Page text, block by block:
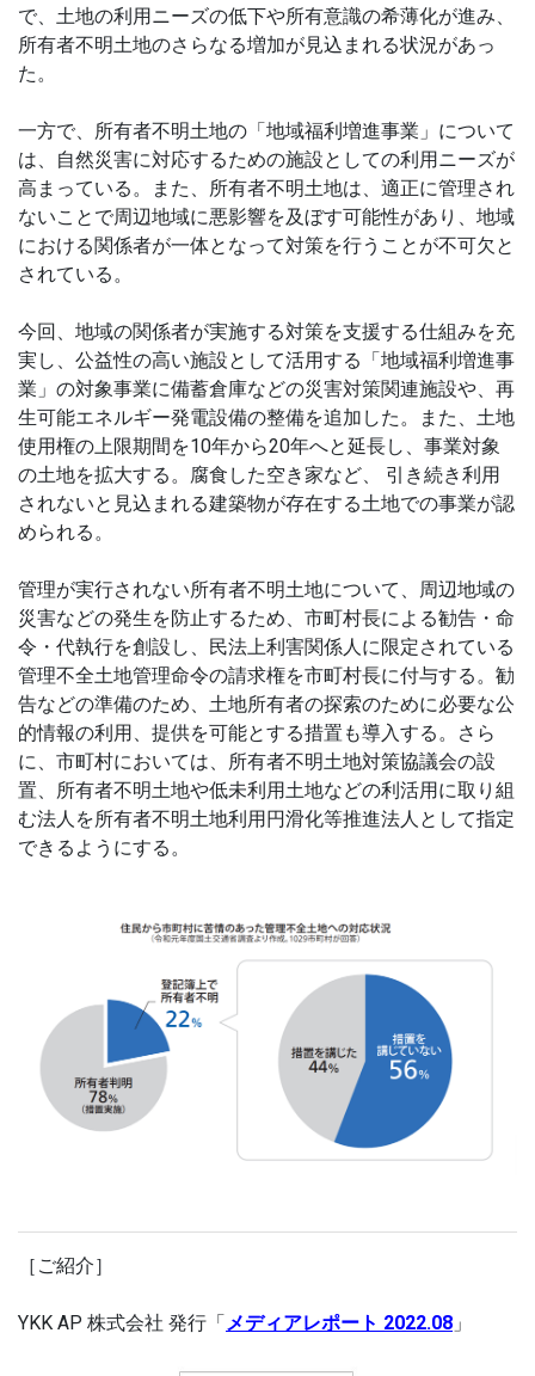
で、土地の利用ニーズの低下や所有意識の希薄化が進み、
所有者不明土地のさらなる増加が見込まれる状況があっ
た。
一方で、所有者不明土地の「地域福利増進事業」について
は、自然災害に対応するための施設としての利用ニーズが
高まっている。また、所有者不明土地は、適正に管理され
ないことで周辺地域に悪影響を及ぼす可能性があり、地域
における関係者が一体となって対策を行うことが不可欠と
されている。
今回、地域の関係者が実施する対策を支援する仕組みを充
実し、公益性の高い施設として活用する「地域福利増進事
業」の対象事業に備蓄倉庫などの災害対策関連施設や、再
生可能エネルギー発電設備の整備を追加した。また、土地
使用権の上限期間を10年から20年へと延長し、事業対象
の土地を拡大する。腐食した空き家など、 引き続き利用
されないと見込まれる建築物が存在する土地での事業が認
められる。
管理が実行されない所有者不明土地について、周辺地域の
災害などの発生を防止するため、市町村長による勧告・命
令・代執行を創設し、民法上利害関係人に限定されている
管理不全土地管理命令の請求権を市町村長に付与する。勧
告などの準備のため、土地所有者の探索のために必要な公
的情報の利用、提供を可能とする措置も導入する。さら
に、市町村においては、所有者不明土地対策協議会の設
置、所有者不明土地や低未利用土地などの利活用に取り組
む法人を所有者不明土地利用円滑化等推進法人として指定
できるようにする。
［ご紹介］
YKK AP 株式会社 発行「メディアレポート 2022.08 」